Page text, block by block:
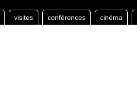
visites conférences cinéma